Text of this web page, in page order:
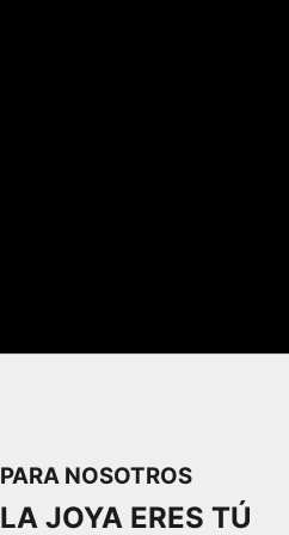
PARA NOSOTROS
LA JOYA ERES TÚ